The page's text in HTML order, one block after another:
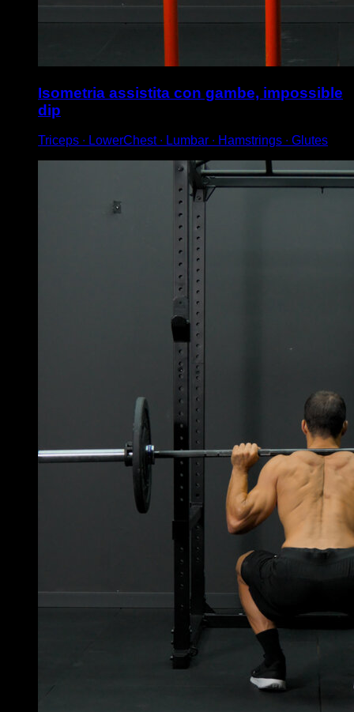
Isometria assistita con gambe, impossible
dip
Triceps ∙ LowerChest ∙ Lumbar ∙ Hamstrings ∙ Glutes